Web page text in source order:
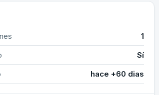
1
Sí
hace +60 dias